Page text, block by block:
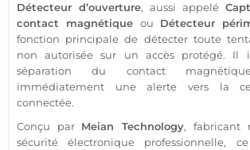
Détecteur d’ouverture, aussi appelé
contact magnétique ou Détecteur
fonction principale de détecter toute
non autorisée sur un accès protégé. Il
séparation du contact
immédiatement une alerte vers la
connectée.
Conçu par Meian Technology, fabricant
sécurité électronique professionnelle,